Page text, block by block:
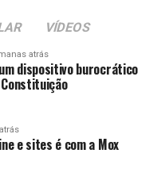
com 60 anos ou
e reconstrução de
para crianças e
desde jogos até cultura
orientação e proteção
em situação de
VÍDEOS
atrás
dispositivo burocrático
e sites é com a Mox